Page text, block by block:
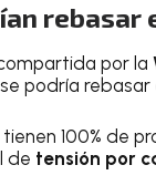
por la
podría rebasar
100% de
de tensión por